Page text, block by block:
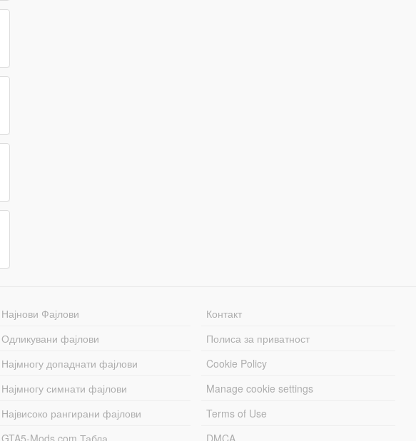
Најнови Фајлови
Одликувани фајлови
Најмногу допаднати фајлови
Најмногу симнати фајлови
Највисоко рангирани фајлови
GTA5-Mods.com Табла
Контакт
Полиса за приватност
Cookie Policy
Manage cookie settings
Terms of Use
DMCA